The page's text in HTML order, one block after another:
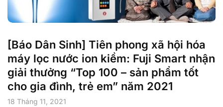
[Báo Dân Sinh] Tiên phong xã hội hóa
máy lọc nước ion kiềm: Fuji Smart nhận
giải thưởng “Top 100 – sản phẩm tốt
cho gia đình, trẻ em” năm 2021
18 Tháng 11, 2021